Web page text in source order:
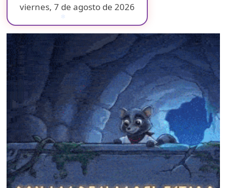
viernes, 7 de agosto de 2026
❄
❄
❄
❄
❄
❄
❄